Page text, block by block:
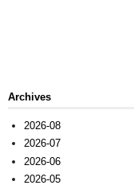
Archives
2026-08
2026-07
2026-06
2026-05